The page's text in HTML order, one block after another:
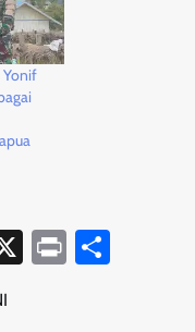
Yonif
X Print